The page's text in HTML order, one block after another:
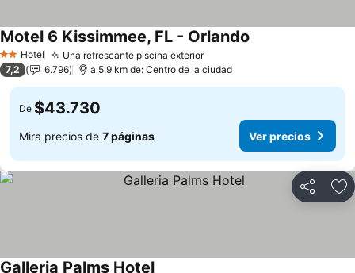
2 Estrellas
Hotel Una refrescante piscina exterior
Motel 6 Kissimmee, FL - Orlando
7,2 6.796 a 5.9 km de: Centro de la ciudad
De $43.730
Mira precios de 7 páginas Ver precios
Compartir
Galleria Palms Hotel